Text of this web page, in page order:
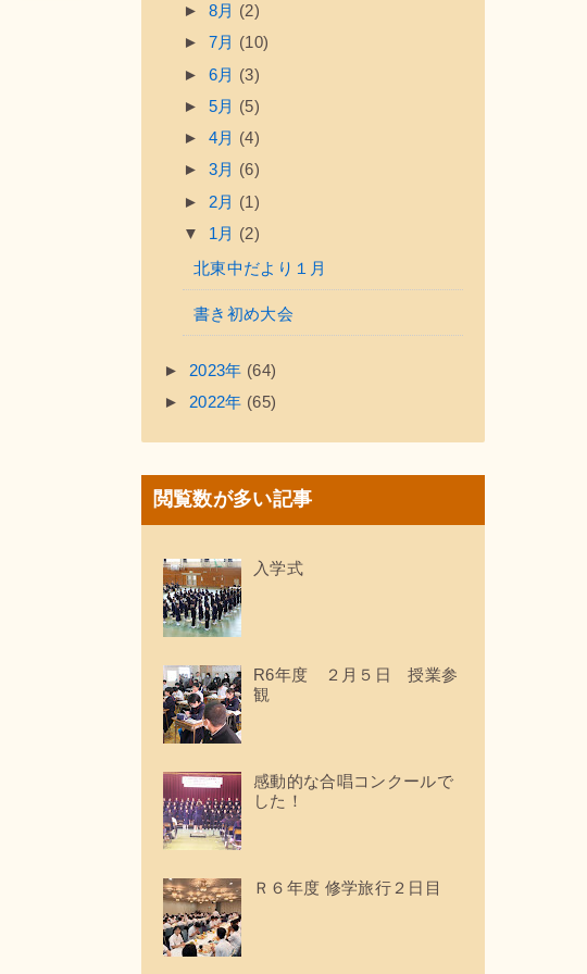
► 8月 (2)
► 7月 (10)
► 6月 (3)
► 5月 (5)
► 4月 (4)
► 3月 (6)
► 2月 (1)
▼ 1月 (2)
北東中だより１月
書き初め大会
► 2023年 (64)
► 2022年 (65)
閲覧数が多い記事
入学式
R6年度 ２月５日 授業参
観
感動的な合唱コンクールで
した！
Ｒ６年度 修学旅行２日目